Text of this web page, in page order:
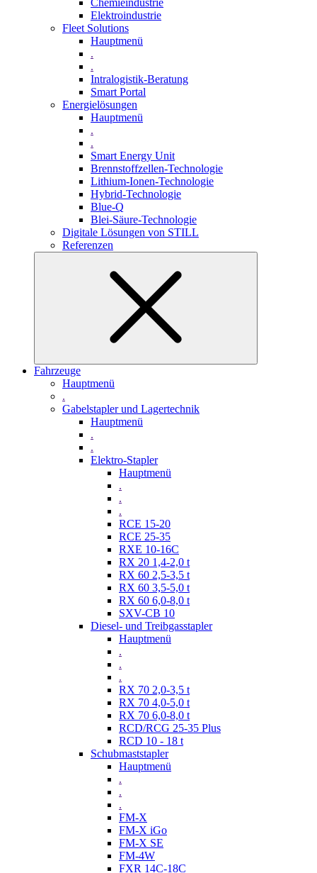
Chemieindustrie
Elektroindustrie
Fleet Solutions
Hauptmenü
.
.
Intralogistik-Beratung
Smart Portal
Energielösungen
Hauptmenü
.
.
Smart Energy Unit
Brennstoffzellen-Technologie
Lithium-Ionen-Technologie
Hybrid-Technologie
Blue-Q
Blei-Säure-Technologie
Digitale Lösungen von STILL
Referenzen
Fahrzeuge
Hauptmenü
.
Gabelstapler und Lagertechnik
Hauptmenü
.
.
Elektro-Stapler
Hauptmenü
.
.
.
RCE 15-20
RCE 25-35
RXE 10-16C
RX 20 1,4-2,0 t
RX 60 2,5-3,5 t
RX 60 3,5-5,0 t
RX 60 6,0-8,0 t
SXV-CB 10
Diesel- und Treibgasstapler
Hauptmenü
.
.
.
RX 70 2,0-3,5 t
RX 70 4,0-5,0 t
RX 70 6,0-8,0 t
RCD/RCG 25-35 Plus
RCD 10 - 18 t
Schubmaststapler
Hauptmenü
.
.
.
FM-X
FM-X iGo
FM-X SE
FM-4W
FXR 14C-18C